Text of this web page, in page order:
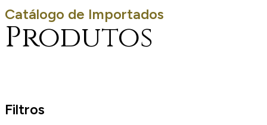
Catálogo de Importados
Produtos
Filtros